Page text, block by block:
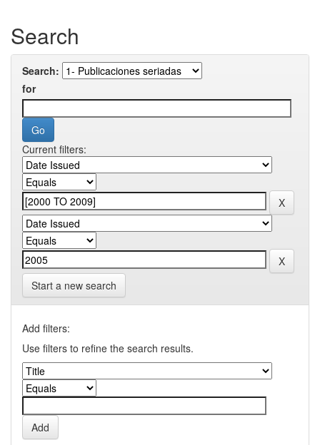
Search
Search:
for
Current filters:
Start a new search
Add filters:
Use filters to refine the search results.